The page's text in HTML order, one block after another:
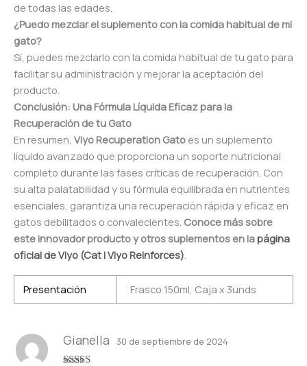
de todas las edades.
¿Puedo mezclar el suplemento con la comida habitual de mi
gato?
Sí, puedes mezclarlo con la comida habitual de tu gato para
facilitar su administración y mejorar la aceptación del
producto.
Conclusión: Una Fórmula Líquida Eficaz para la
Recuperación de tu Gato
En resumen, Viyo Recuperation Gato es un suplemento
líquido avanzado que proporciona un soporte nutricional
completo durante las fases críticas de recuperación. Con
su alta palatabilidad y su fórmula equilibrada en nutrientes
esenciales, garantiza una recuperación rápida y eficaz en
gatos debilitados o convalecientes. Conoce más sobre
este innovador producto y otros suplementos en lapágina
oficial de Viyo (Cat | Viyo Reinforces).
Presentación Frasco 150ml, Caja x 3unds
Gianella 30 de septiembre de 2024